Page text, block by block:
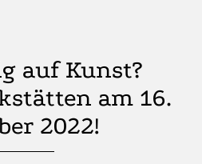
auf Kunst?
am 16.
2022!